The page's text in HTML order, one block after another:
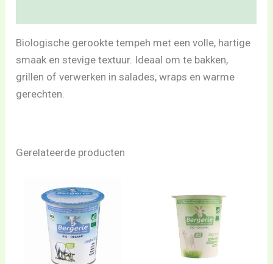
Biologische gerookte tempeh met een volle, hartige
smaak en stevige textuur. Ideaal om te bakken,
grillen of verwerken in salades, wraps en warme
gerechten.
Gerelateerde producten